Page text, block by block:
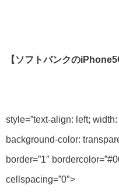
【ソフトバンクの
style=”text-align: left;
background-color:
border=”1″
cellspacing=”0″>